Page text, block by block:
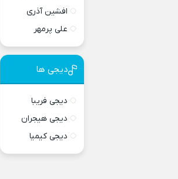
افشین آذری
علی پرمهر
دیجی ها
دیجی فریبا
دیجی هیجران
دیجی کیمیا